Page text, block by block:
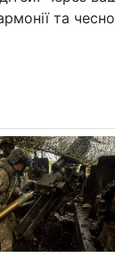
та